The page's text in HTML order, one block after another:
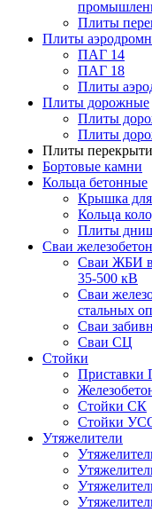
Плиты
Плиты
ПАГ 14
ПАГ 18
Плиты
Плиты дорожные
Плиты
Плиты
Плиты
Бортовые камни
Кольца бетонные
Крышка для
Кольца
Плиты
Сваи
Сваи ЖБИ
35-500 кВ
Сваи
стальных
Сваи
Сваи СЦ
Стойки
Приставки
Стойки СК
Стойки
Утяжелители